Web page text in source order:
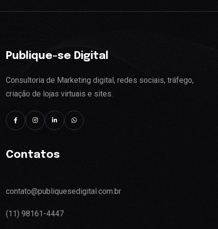
Publique-se Digital
Consultoria de Marketing digital, redes sociais, tráfego,
criação de lojas virtuais e sites.
Contatos
contato@publiquesedigital.com.br
(11) 98161-4447